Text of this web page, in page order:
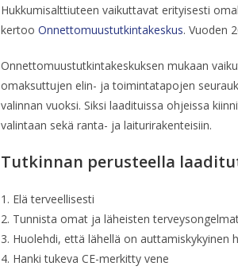
Hukkumisalttiuteen vaikuttavat erityisesti
kertoo Onnettomuustutkintakeskus. Vuoden
Onnettomuustutkintakeskuksen mukaan
omaksuttujen elin- ja toimintatapojen
valinnan vuoksi. Siksi laadituissa ohjeissa
valintaan sekä ranta- ja laiturirakenteisiin.
Tutkinnan perusteella
1. Elä terveellisesti
2. Tunnista omat ja läheisten
3. Huolehdi, että lähellä on auttamiskykyinen
4. Hanki tukeva CE-merkitty vene